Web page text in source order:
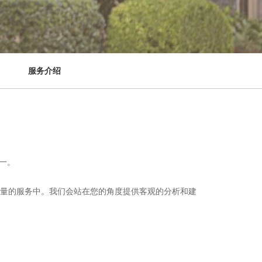
服务介绍
。
的服务中。我们会站在您的角度提供客观的分析和建